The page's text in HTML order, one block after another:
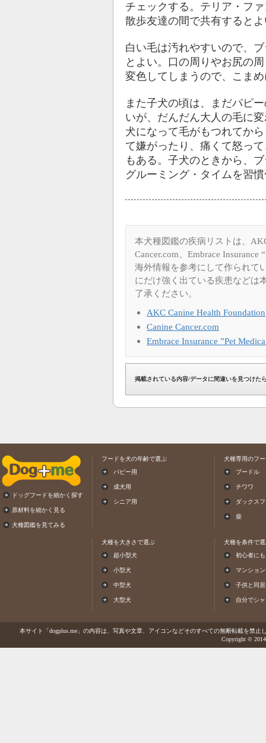
チェックする。テリア・フ
散歩友達の間で共有すると
白い毛は汚れやすいので、
とよい。口の周りやお尻の
変色してしまうので、こま
また子犬の頃は、まだパピ
いが、だんだん大人の毛に
犬になって毛がもつれてか
て嫌がったり、痛くて怒っ
もある。子犬のときから、
グルーミング・タイムを習
本犬種図鑑の疾病リストは、
Cancer.com、Embrace
海外情報を参考にして作られて
にだけ強く出ている疾患などは
了承ください。
AKC Canine Health Foundation
Canine Cancer.com
Embrace Insurance ”Pet
掲載されている内容/データに間違いを見つけた
ドッグフードを細かく探す
原材料を細かく見る
犬種図鑑を見てみる
フードを犬の年齢で選ぶ
パピー用
成犬用
シニア用
犬種専用のフ
プードル
チワワ
ダックス
柴
犬種を大きさで選ぶ
超小型犬
小型犬
中型犬
大型犬
犬種を条件で
初心者に
マンショ
子供と同
自分でシ
本サイト「dogplus.me」の内容は、写真や文章、アイコンなどそのすべての無断転載を禁
Copyright ©